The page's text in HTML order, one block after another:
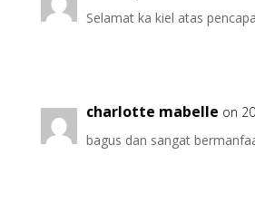
Selamat ka kiel atas
charlotte mabelle on
bagus dan sangat